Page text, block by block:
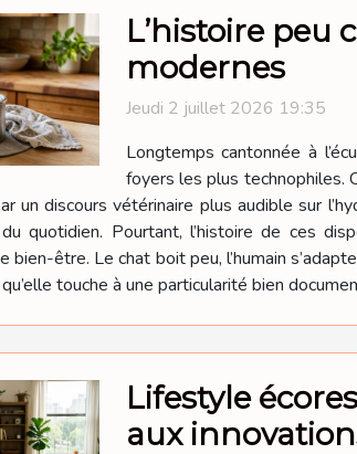
L’histoire peu
modernes
Jeudi 2 juillet 2026 19:35
Longtemps cantonnée à
foyers les plus technophiles.
un discours vétérinaire plus audible sur
quotidien. Pourtant, l’histoire de ces
bien-être. Le chat boit peu, l’humain
touche à une particularité bien
Lifestyle
aux